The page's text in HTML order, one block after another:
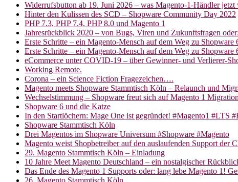
Widerrufsbutton ab 19. Juni 2026 – was Magento-1-Händler jetzt
Hinter den Kulissen des SCD – Shopware Community Day 2022
PHP 7.3, PHP 7.4, PHP 8.0 und Magento 1
Jahresrückblick 2020 – von Bugs, Viren und Zukunftsfragen
Erste Schritte – ein Magento-Mensch auf dem Weg zu
Erste Schritte – ein Magento-Mensch auf dem Weg zu
eCommerce unter COVID-19 – über Gewinner- und Verlierer-
Working Remote.
Corona – ein Science Fiction Fragezeichen….
Magento meets Shopware Stammtisch Köln – Relaunch und
Wechselstimmung – Shopware freut sich auf Magento 1
Shopware 6 und die Katze
In den Startlöchern: Mage One ist gegründet! #Magento1 #LTS
Shopware Stammtisch Köln
Drei Magentos im Shopware Universum #Shopware #Magento
Magento weist Shopbetreiber auf den auslaufenden Support der
29. Magento Stammtisch Köln – Einladung
10 Jahre Meet Magento Deutschland – ein nostalgischer
Das Ende des Magento 1 Supports oder: lang lebe Magento 1!
26. Magento Stammtisch Köln